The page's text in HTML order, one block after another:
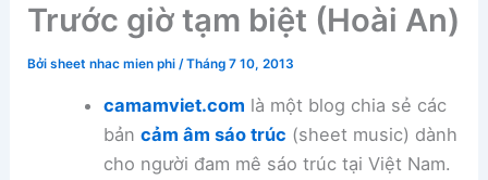
Trước giờ tạm biệt (Hoài An)
Bởisheet nhac mien phi/Tháng 7 10, 2013
camamviet.com là một blog chia sẻ các
bản cảm âm sáo trúc (sheet music) dành
cho người đam mê sáo trúc tại Việt Nam.